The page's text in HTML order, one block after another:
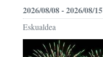
2026/08/08 - 2026/08/15
Eskualdea